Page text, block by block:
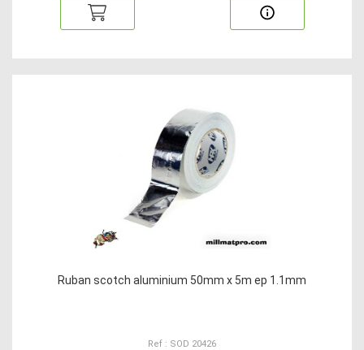
Ruban scotch aluminium 50mm x 5m ep 1.1mm
Ref : SOD 20426